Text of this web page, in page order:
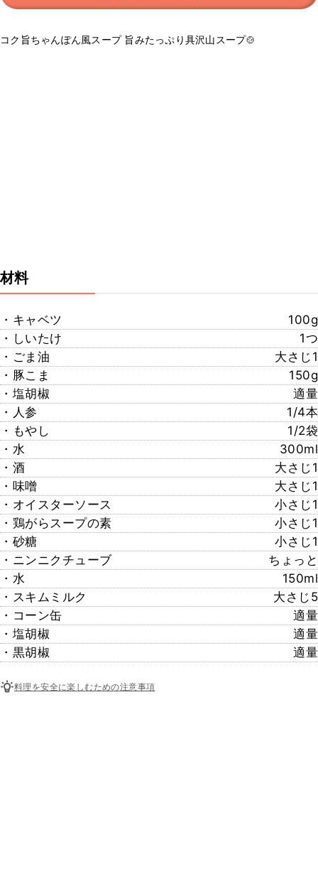
コク旨ちゃんぽん風スープ 旨みたっぷり具沢山スープ🍲
材料
・キャベツ
100g
・しいたけ
1つ
・ごま油
大さじ1
・豚こま
150g
・塩胡椒
適量
・人参
1/4本
・もやし
1/2袋
・水
300ml
・酒
大さじ1
・味噌
大さじ1
・オイスターソース
小さじ1
・鶏がらスープの素
小さじ1
・砂糖
小さじ1
・ニンニクチューブ
ちょっと
・水
150ml
・スキムミルク
大さじ5
・コーン缶
適量
・塩胡椒
適量
・黒胡椒
適量
料理を安全に楽しむための注意事項